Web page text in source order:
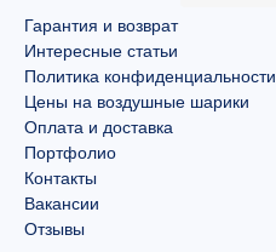
Гарантия и возврат
Интересные статьи
Политика конфиденциальности
Цены на воздушные шарики
Оплата и доставка
Портфолио
Контакты
Вакансии
Отзывы